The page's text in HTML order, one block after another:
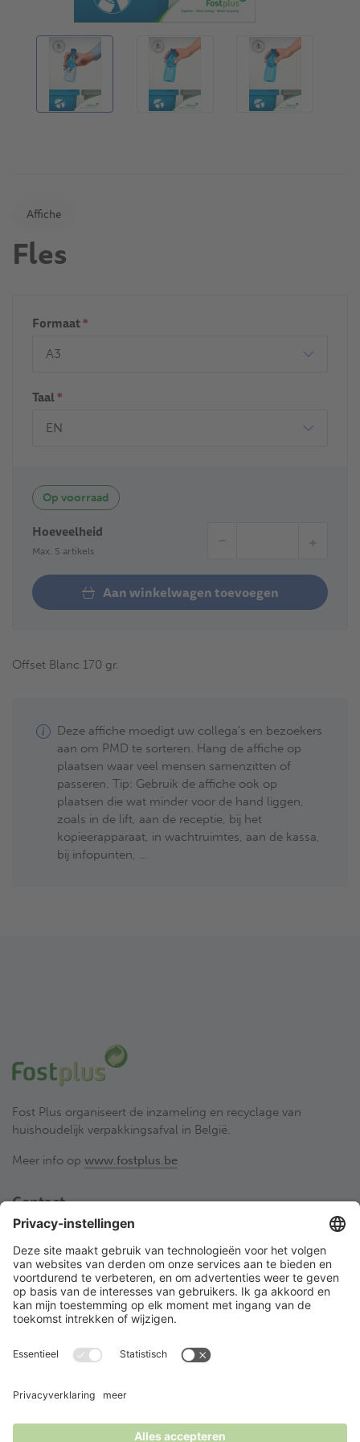
Affiche
Fles
Formaat*
Taal*
Op voorraad
Hoeveelheid − +
Max. 5 artikels
Aan winkelwagen toevoegen
Offset Blanc 170 gr.
Deze affiche moedigt uw collega’s en bezoekers
aan om PMD te sorteren. Hang de affiche op
plaatsen waar veel mensen samenzitten of
passeren. Tip: Gebruik de affiche ook op
plaatsen die wat minder voor de hand liggen,
zoals in de lift, aan de receptie, bij het
kopieerapparaat, in wachtruimtes, aan de kassa,
bij infopunten, …
Fost Plus organiseert de inzameling en recyclage van
huishoudelijk verpakkingsafval in België.
Meer info op www.fostplus.be
Contact
Fost Plus VZW
Olympiadenlaan 2
BE-1140 Brussel
02 775 03 50